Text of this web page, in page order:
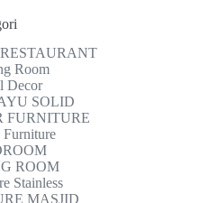
Room
Decor
SOLID
FURNITURE
ROOM
Stainless
MASJID